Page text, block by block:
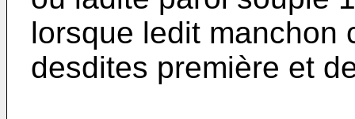
lorsque ledit manchon
desdites première et